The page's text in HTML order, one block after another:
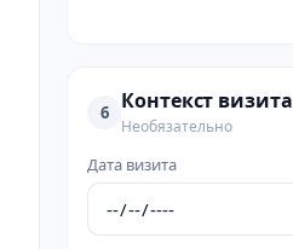
6 Контекст визита
Необязательно
Дата визита